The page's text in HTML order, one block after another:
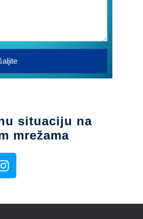
situaciju na
mrežama